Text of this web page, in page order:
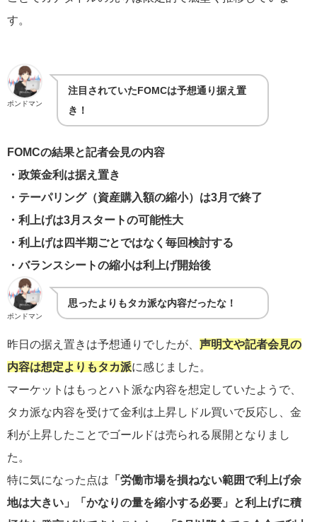
す。
ポンドマン
注目されていたFOMCは予想通り据え置
き！
FOMCの結果と記者会見の内容
・政策金利は据え置き
・テーパリング（資産購入額の縮小）は3月で終了
・利上げは3月スタートの可能性大
・利上げは四半期ごとではなく毎回検討する
・バランスシートの縮小は利上げ開始後
ポンドマン
思ったよりもタカ派な内容だったな！
昨日の据え置きは予想通りでしたが、 声明文や記者会見の
内容は想定よりもタカ派に感じました。
マーケットはもっとハト派な内容を想定していたようで、
タカ派な内容を受けて金利は上昇しドル買いで反応し、金
利が上昇したことでゴールドは売られる展開となりまし
た。
特に気になった点は 「労働市場を損ねない範囲で利上げ余
地は大きい」「かなりの量を縮小する必要」と利上げに積